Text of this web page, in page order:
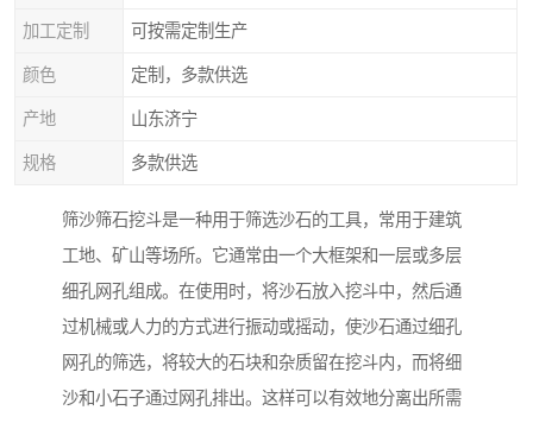
加工定制 可按需定制生产
颜色 定制，多款供选
产地 山东济宁
规格 多款供选
筛沙筛石挖斗是一种用于筛选沙石的工具，常用于建筑
工地、矿山等场所。它通常由一个大框架和一层或多层
细孔网孔组成。在使用时，将沙石放入挖斗中，然后通
过机械或人力的方式进行振动或摇动，使沙石通过细孔
网孔的筛选，将较大的石块和杂质留在挖斗内，而将细
沙和小石子通过网孔排出。这样可以有效地分离出所需